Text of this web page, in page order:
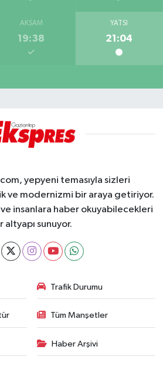
AKŞAM
19:38
YATSI
21:04
yepyeni temasıyla sizleri
ve modernizmi bir araya getiriyor.
insanlara haber okuyabilecekleri
altyapı sunuyor.
Trafik Durumu
Tüm Manşetler
Haber Arşivi